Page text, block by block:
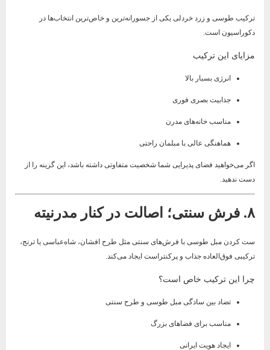
ترکیب طوسی و زرد خردلی یکی از جسورانه‌ترین و خاص‌ترین انتخاب‌ها در
دکوراسیون است.
مزایای این ترکیب
انرژی بسیار بالا
جذابیت بصری فوری
مناسب خانه‌های مدرن
هماهنگی عالی با مبلمان راحتی
اگر می‌خواهید فضای پذیرایی شما شخصیت متفاوتی داشته باشد، این گزینه را از
دست ندهید.
۸. فرش سنتی؛ اصالت در کنار مدرنیته
ست کردن مبل طوسی با فرش‌های سنتی مثل طرح افشان، شاه‌عباسی یا ترنج،
ترکیبی فوق‌العاده جذاب و پرکنتراست ایجاد می‌کند.
چرا این ترکیب خاص است؟
تضاد بین سادگی مبل طوسی و طرح سنتی
مناسب برای فضاهای بزرگ
ایجاد هویت ایرانی